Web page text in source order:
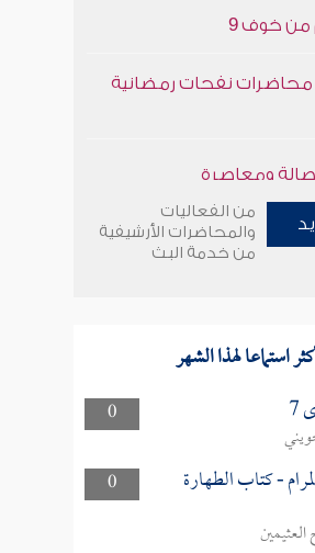
نفحات رمضانية
من الفعاليات
والمحاضرات الأرشيفية
من خدمة البث
استماعا لهذا الشهر
0
0
- كتاب الطهارة